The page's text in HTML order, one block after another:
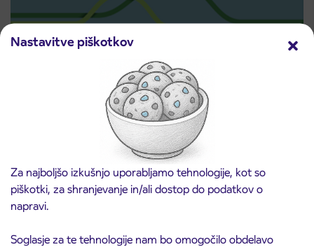
Nastavitve piškotkov
Za najboljšo izkušnjo uporabljamo tehnologije, kot so
piškotki, za shranjevanje in/ali dostop do podatkov o
napravi.
Soglasje za te tehnologije nam bo omogočilo obdelavo
Predprodaja dijaških subvencioniranih IJPP
vozovnic za šolsko leto 2026/2027 se začne
Preberite objavo